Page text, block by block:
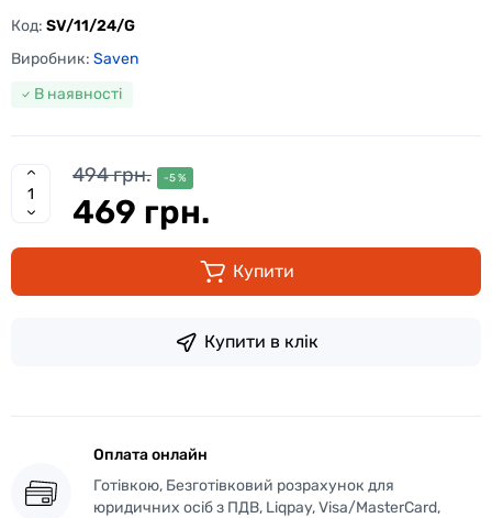
Код: SV/11/24/G
Виробник: Saven
В наявності
494 грн. -5 %
469 грн.
Купити
Купити в клік
Оплата онлайн
Готівкою, Безготівковий розрахунок для
юридичних осіб з ПДВ, Liqpay, Visa/MasterCard,